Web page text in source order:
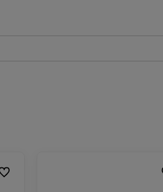
nie zawiera ewentualnych
ulubionych
ulubionych